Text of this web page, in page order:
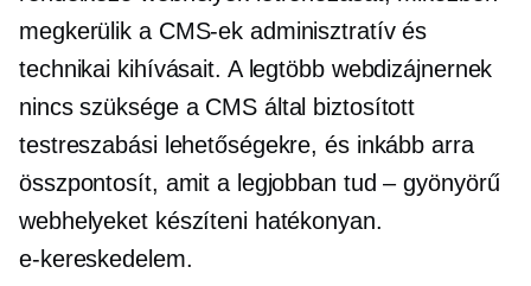
megkerülik a CMS-ek adminisztratív és
technikai kihívásait. A legtöbb webdizájnernek
nincs szüksége a CMS által biztosított
testreszabási lehetőségekre, és inkább arra
összpontosít, amit a legjobban tud – gyönyörű
webhelyeket készíteni hatékonyan.
e-kereskedelem.